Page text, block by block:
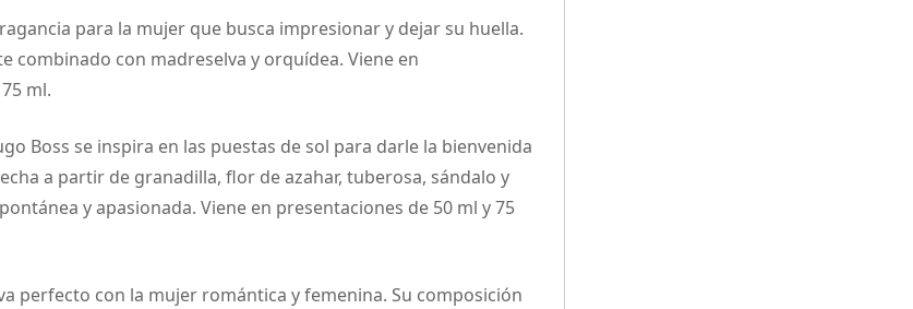
para la mujer que busca impresionar y dejar su huella.
combinado con madreselva y orquídea. Viene en
ml.
Boss se inspira en las puestas de sol para darle la bienvenida
a partir de granadilla, flor de azahar, tuberosa, sándalo y
y apasionada. Viene en presentaciones de 50 ml y 75
perfecto con la mujer romántica y femenina. Su composición